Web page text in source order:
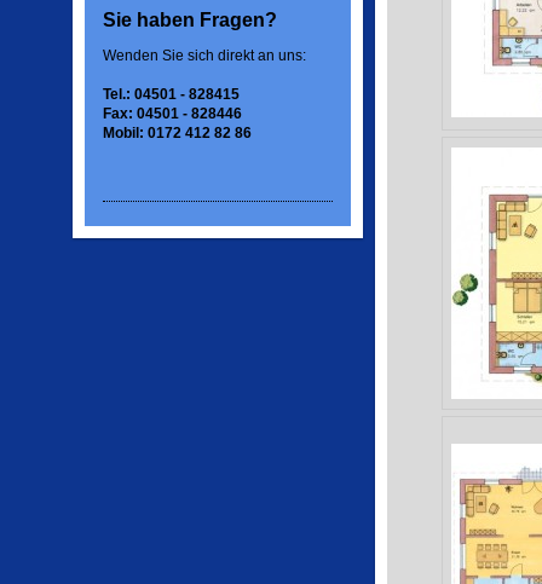
Sie haben Fragen?
Wenden Sie sich direkt an uns:
Tel.: 04501 - 828415
Fax: 04501 - 828446
Mobil: 0172 412 82 86